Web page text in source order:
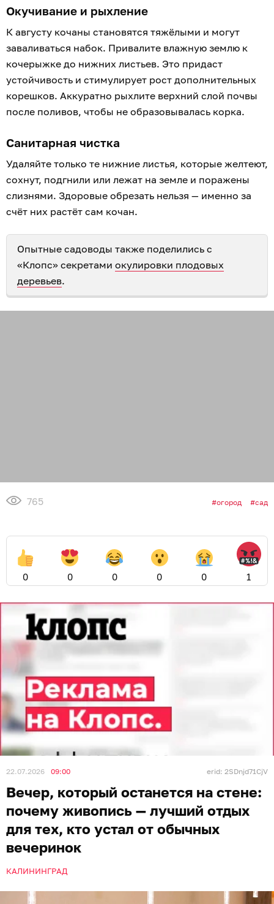
Окучивание и рыхление
К августу кочаны становятся тяжёлыми и могут
заваливаться набок. Привалите влажную землю к
кочерыжке до нижних листьев. Это придаст
устойчивость и стимулирует рост дополнительных
корешков. Аккуратно рыхлите верхний слой почвы
после поливов, чтобы не образовывалась корка.
Санитарная чистка
Удаляйте только те нижние листья, которые желтеют,
сохнут, подгнили или лежат на земле и поражены
слизнями. Здоровые обрезать нельзя — именно за
счёт них растёт сам кочан.
Опытные садоводы также поделились с
«Клопс» секретами окулировки плодовых
деревьев.
765 огород сад
0 0 0 0 0 1
22.07.2026 09:00 erid: 2SDnjd71CjV
Вечер, который останется на стене:
почему живопись — лучший отдых
для тех, кто устал от обычных
вечеринок
КАЛИНИНГРАД